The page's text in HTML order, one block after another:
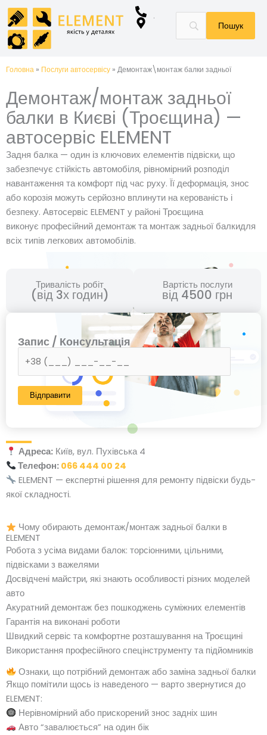
Перейти
до
вмісту
Головна » Послуги автосервісу » Демонтаж\монтаж балки задньої
Демонтаж/монтаж задньої
балки в Києві (Троєщина) —
автосервіс ELEMENT
Задня балка — один із ключових елементів підвіски, що
забезпечує стійкість автомобіля, рівномірний розподіл
навантаження та комфорт під час руху. Її деформація, знос
або корозія можуть серйозно вплинути на керованість і
безпеку. Автосервіс ELEMENT у районі Троєщина
виконує професійний демонтаж та монтаж задньої балкидля
всіх типів легкових автомобілів.
Тривалість робіт
(від 3х годин)
Вартість послуги
від 4500 грн
Запис / Консультація
Адреса:Київ, вул. Пухівська 4
Телефон: 066 444 00 24
ELEMENT — експертні рішення для ремонту підвіски будь-
якої складності.
Чому обирають демонтаж/монтаж задньої балки в
ELEMENT
Робота з усіма видами балок: торсіонними, цільними,
підвісками з важелями
Досвідчені майстри, які знають особливості різних моделей
авто
Акуратний демонтаж без пошкоджень суміжних елементів
Гарантія на виконані роботи
Швидкий сервіс та комфортне розташування на Троєщині
Використання професійного спецінструменту та підйомників
Ознаки, що потрібний демонтаж або заміна задньої балки
Якщо помітили щось із наведеного — варто звернутися до
ELEMENT:
Нерівномірний або прискорений знос задніх шин
Авто “завалюється” на один бік